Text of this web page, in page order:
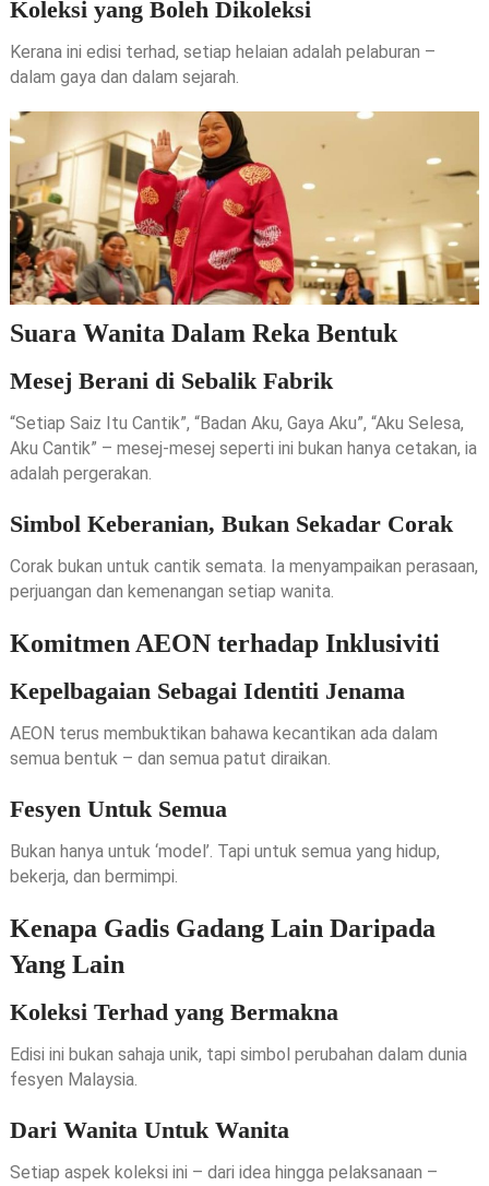
Koleksi yang Boleh Dikoleksi
Kerana ini edisi terhad, setiap helaian adalah pelaburan –
dalam gaya dan dalam sejarah.
Suara Wanita Dalam Reka Bentuk
Mesej Berani di Sebalik Fabrik
“Setiap Saiz Itu Cantik”, “Badan Aku, Gaya Aku”, “Aku Selesa,
Aku Cantik” – mesej-mesej seperti ini bukan hanya cetakan, ia
adalah pergerakan.
Simbol Keberanian, Bukan Sekadar Corak
Corak bukan untuk cantik semata. Ia menyampaikan perasaan,
perjuangan dan kemenangan setiap wanita.
Komitmen AEON terhadap Inklusiviti
Kepelbagaian Sebagai Identiti Jenama
AEON terus membuktikan bahawa kecantikan ada dalam
semua bentuk – dan semua patut diraikan.
Fesyen Untuk Semua
Bukan hanya untuk ‘model’. Tapi untuk semua yang hidup,
bekerja, dan bermimpi.
Kenapa Gadis Gadang Lain Daripada
Yang Lain
Koleksi Terhad yang Bermakna
Edisi ini bukan sahaja unik, tapi simbol perubahan dalam dunia
fesyen Malaysia.
Dari Wanita Untuk Wanita
Setiap aspek koleksi ini – dari idea hingga pelaksanaan –